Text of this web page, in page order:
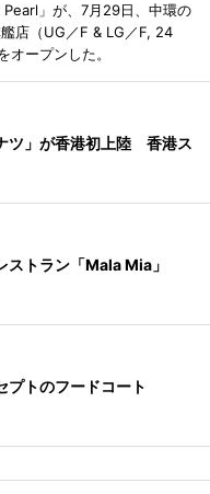
」が、7月29日、中環の
店（UG／F & LG／F, 24
ープンした。
ツ」が香港初上陸 香港ス
ストラン「Mala Mia」
プトのフードコート